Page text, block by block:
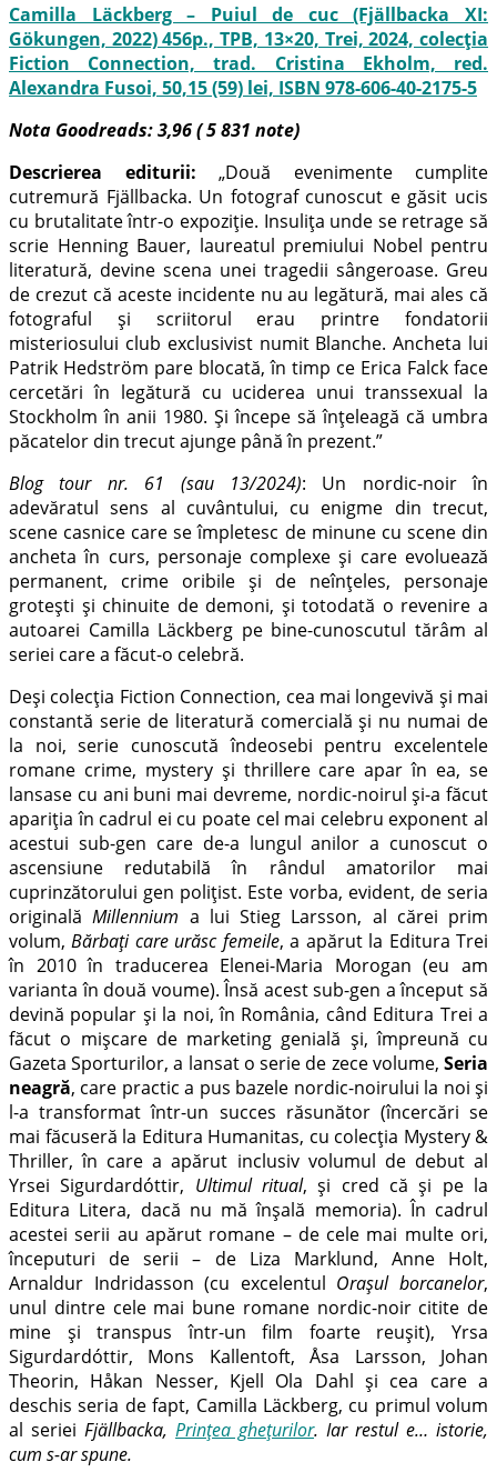
Camilla Läckberg – Puiul de cuc (Fjällbacka XI:
Gökungen, 2022) 456p., TPB, 13×20, Trei, 2024, colecția
Fiction Connection, trad. Cristina Ekholm, red.
Alexandra Fusoi, 50,15 (59) lei, ISBN 978-606-40-2175-5
Nota Goodreads: 3,96 ( 5 831 note)
Descrierea editurii: „Două evenimente cumplite
cutremură Fjällbacka. Un fotograf cunoscut e găsit ucis
cu brutalitate într-o expoziție. Insulița unde se retrage să
scrie Henning Bauer, laureatul premiului Nobel pentru
literatură, devine scena unei tragedii sângeroase. Greu
de crezut că aceste incidente nu au legătură, mai ales că
fotograful și scriitorul erau printre fondatorii
misteriosului club exclusivist numit Blanche. Ancheta lui
Patrik Hedström pare blocată, în timp ce Erica Falck face
cercetări în legătură cu uciderea unui transsexual la
Stockholm în anii 1980. Și începe să înțeleagă că umbra
păcatelor din trecut ajunge până în prezent.”
Blog tour nr. 61 (sau 13/2024): Un nordic-noir în
adevăratul sens al cuvântului, cu enigme din trecut,
scene casnice care se împletesc de minune cu scene din
ancheta în curs, personaje complexe și care evoluează
permanent, crime oribile și de neînțeles, personaje
grotești și chinuite de demoni, și totodată o revenire a
autoarei Camilla Läckberg pe bine-cunoscutul tărâm al
seriei care a făcut-o celebră.
Deși colecția Fiction Connection, cea mai longevivă și mai
constantă serie de literatură comercială și nu numai de
la noi, serie cunoscută îndeosebi pentru excelentele
romane crime, mystery și thrillere care apar în ea, se
lansase cu ani buni mai devreme, nordic-noirul și-a făcut
apariția în cadrul ei cu poate cel mai celebru exponent al
acestui sub-gen care de-a lungul anilor a cunoscut o
ascensiune redutabilă în rândul amatorilor mai
cuprinzătorului gen polițist. Este vorba, evident, de seria
originalăMillennium a lui Stieg Larsson, al cărei prim
volum,Bărbați care urăsc femeile, a apărut la Editura Trei
în 2010 în traducerea Elenei-Maria Morogan (eu am
varianta în două voume). Însă acest sub-gen a început să
devină popular și la noi, în România, când Editura Trei a
făcut o mișcare de marketing genială și, împreună cu
Gazeta Sporturilor, a lansat o serie de zece volume, Seria
neagră, care practic a pus bazele nordic-noirului la noi și
l-a transformat într-un succes răsunător (încercări se
mai făcuseră la Editura Humanitas, cu colecția Mystery &
Thriller, în care a apărut inclusiv volumul de debut al
Yrsei Sigurdardóttir, Ultimul ritual, și cred că și pe la
Editura Litera, dacă nu mă înșală memoria). În cadrul
acestei serii au apărut romane – de cele mai multe ori,
începuturi de serii – de Liza Marklund, Anne Holt,
Arnaldur Indridasson (cu excelentul Orașul borcanelor,
unul dintre cele mai bune romane nordic-noir citite de
mine și transpus într-un film foarte reușit), Yrsa
Sigurdardóttir, Mons Kallentoft,Åsa Larsson, Johan
Theorin, Håkan Nesser, Kjell Ola Dahl și cea care a
deschis seria de fapt, Camilla Läckberg, cu primul volum
al seriei Fjällbacka, Prințea ghețurilor. Iar restul e… istorie,
cum s-ar spune.